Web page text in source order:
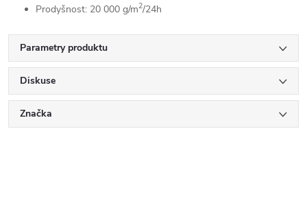
Prodyšnost: 20 000 g/m2/24h
Parametry produktu
Diskuse
Značka